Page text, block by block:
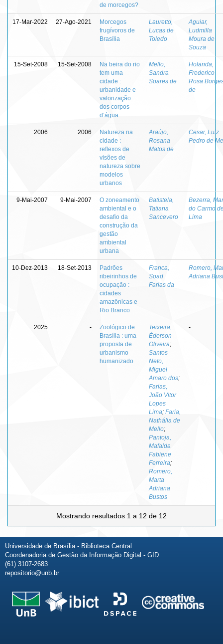
de morcegos?
17-Mar-2022 27-Ago-2021
Morcegos
frugívoros de
Brasília
Lauretto,
Lucas de
Toledo
Aguiar,
Ludmilla
Moura de
Souza
15-Set-2008 15-Set-2008
Na beira do rio
tem uma
cidade :
urbanidade e
valorização
dos corpos
d’água
Mello,
Sandra
Soares de
Holanda,
Frederico
Rosa
de
2006 2006
Natureza na
cidade :
reflexos de
visões de
natureza sobre
modelos
urbanos
Araújo,
Rosana
Matos de
Cesar, Luiz
Pedro de
9-Mai-2007 9-Mai-2007
O zoneamento
ambiental e o
desafio da
construção da
gestão
ambiental
urbana
Batistela,
Tatiana
Sancevero
Bezerra,
do Carmo
Lima
10-Dez-2013 18-Set-2013
Padrões
ribeirinhos de
ocupação :
cidades
amazônicas e
Rio Branco
Franca,
Soad
Farias da
Romero,
Adriana
2025 -
Zoológico de
Brasília : uma
proposta de
urbanismo
humanizado
Teixeira,
Éderson
Oliveira;
Santos
Neto,
Miguel
Amaro dos;
Farias,
João Vitor
Lopes
Lima; Faria,
Nathália de
Mello;
Pantoja,
Mafalda
Fabiene
Ferreira;
Romero,
Marta
Adriana
Bustos
-
Mostrando resultados 1 a 12 de 12
Universidade de Brasília - Biblioteca Central
Coordenadoria de Gestão da Informação Digital - GID
(61) 3107-2683
repositorio@unb.br